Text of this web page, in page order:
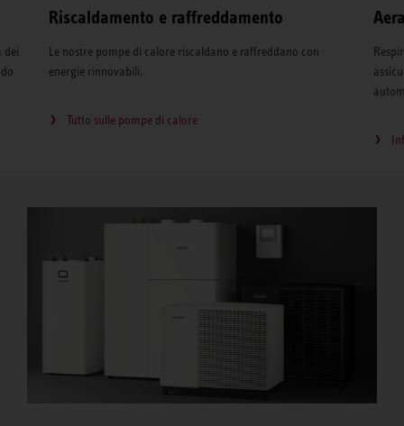
dei
Riscaldamento e raffreddamento
Le nostre pompe di calore riscaldano e raffreddano con
energie rinnovabili.
Tutto sulle pompe di calore